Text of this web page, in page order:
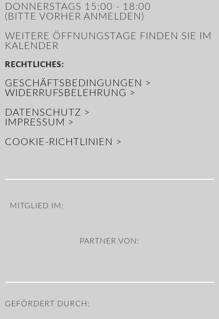
DONNERSTAGS 15:00 - 18:00
(BITTE VORHER ANMELDEN)
WEITERE ÖFFNUNGSTAGE FINDEN SIE IM
KALENDER
RECHTLICHES:
GESCHÄFTSBEDINGUNGEN >
WIDERRUFSBELEHRUNG >
DATENSCHUTZ >
IMPRESSUM >
COOKIE-RICHTLINIEN >
MITGLIED IM:
PARTNER VON:
GEFÖRDERT DURCH: